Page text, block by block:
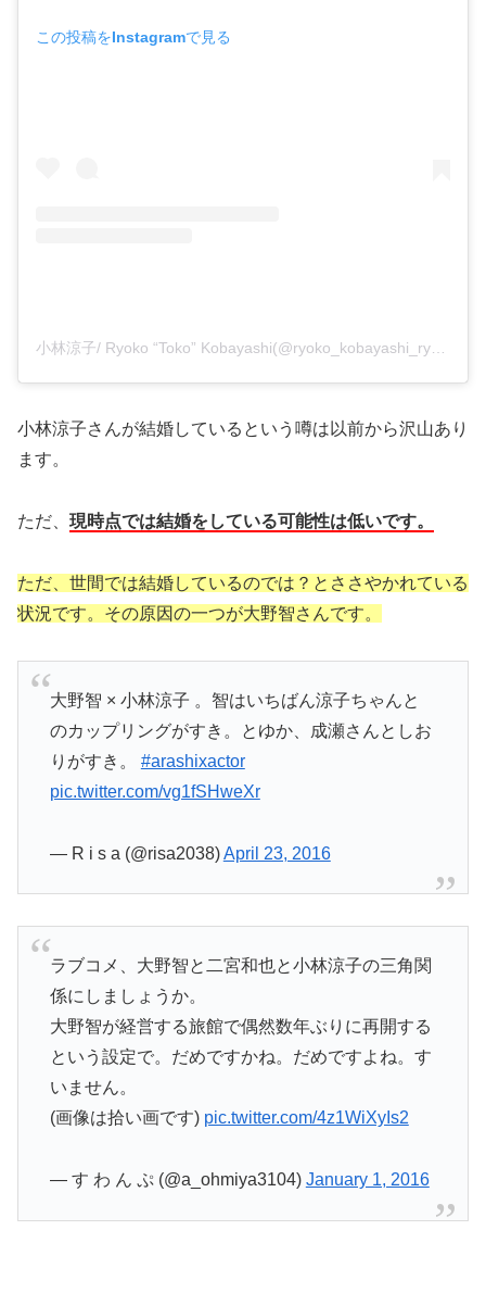
この投稿をInstagramで見る
小林涼子/ Ryoko “Toko” Kobayashi(@ryoko_kobayashi_ryoko)がシェアした投稿
小林涼子さんが結婚しているという噂は以前から沢山あり
ます。
ただ、 現時点では結婚をしている可能性は低いです。
ただ、世間では結婚しているのでは？とささやかれている
状況です。その原因の一つが大野智さんです。
大野智 × 小林涼子 。智はいちばん涼子ちゃんと
のカップリングがすき。とゆか、成瀬さんとしお
りがすき。 #arashixactor
pic.twitter.com/vg1fSHweXr
— R i s a (@risa2038)April 23, 2016
ラブコメ、大野智と二宮和也と小林涼子の三角関
係にしましょうか。
大野智が経営する旅館で偶然数年ぶりに再開する
という設定で。だめですかね。だめですよね。す
いません。
(画像は拾い画です) pic.twitter.com/4z1WiXyIs2
— す わ ん ぷ (@a_ohmiya3104) January 1, 2016